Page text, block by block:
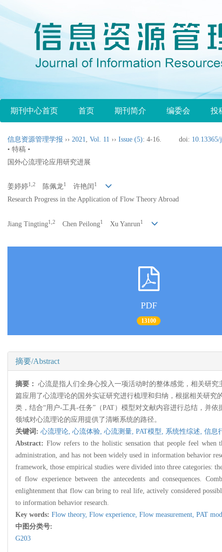
期刊中心首页 首页 期刊简介 编委会 投
信息资源管理学报 ›› 2021, Vol. 11 ›› Issue (5): 4-16. doi:
• 特稿 •
国外心流理论应用研究进展
姜婷婷1,2 陈佩龙1 许艳闰 1
Research Progress in the Application of Flow Theory Abroad
Jiang Tingting1,2 Chen Peilong1 Xu Yanrun1
PDF
13100
摘要/Abstract
摘要： 心流是指人们全身心投入一项活动时的整体感觉，相关研
篇应用了心流理论的国外实证研究进行梳理和归纳，根据相关研
类，结合“用户-工具-任务”（PAT）模型对文献内容进行总结，并
领域对心流理论的应用提供了清晰系统的路径。
关键词: 心流理论, 心流体验, 心流测量, PAT模型, 系统性综述, 信息
Abstract: Flow refers to the holistic sensation that people feel when
administration, and has not been widely used in information behavior
framework, those empirical studies were divided into three categories:
of flow experience between the antecedents and consequences.
enlightenment that flow can bring to real life, actively considered
to information behavior research.
Key words: Flow theory, Flow experience, Flow measurement, PAT
中图分类号:
G203